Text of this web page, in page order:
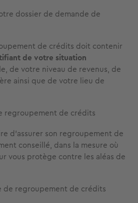
dossier de demande de
de crédits doit contenir
de votre situation
de votre niveau de revenus, de
ainsi que de votre lieu de
regroupement de crédits
d’assurer son regroupement de
conseillé, dans la mesure où
vous protège contre les aléas de
de regroupement de crédits